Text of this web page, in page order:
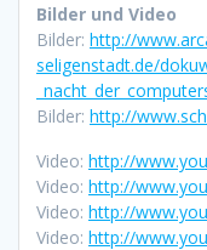
Bilder und Video
Bilder: http://
seligenstadt.de/
Bilder: http://
Video: http://
Video: http://
Video: http://
Video: http://